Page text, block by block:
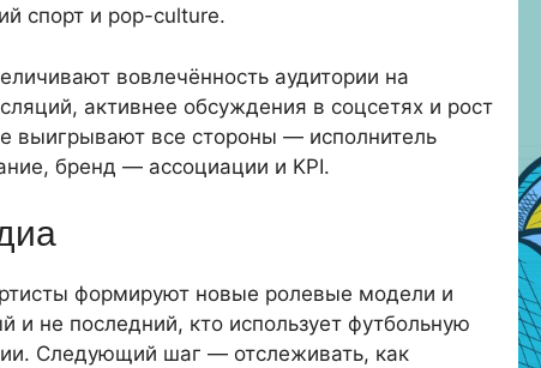
спорт и pop-culture.
вовлечённость аудитории на
активнее обсуждения в соцсетях и рост
выигрывают все стороны — исполнитель
бренд — ассоциации и KPI.
формируют новые ролевые модели и
не последний, кто использует футбольную
Следующий шаг — отслеживать, как